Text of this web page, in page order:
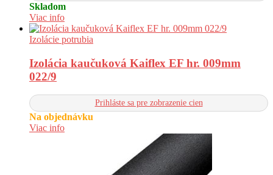
Skladom
Viac info
Izolácie potrubia
Izolácia kaučuková Kaiflex EF hr. 009mm
022/9
Prihláste sa pre zobrazenie cien
Na objednávku
Viac info